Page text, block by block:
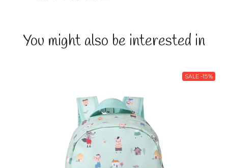
You might also be interested in
SALE -15%